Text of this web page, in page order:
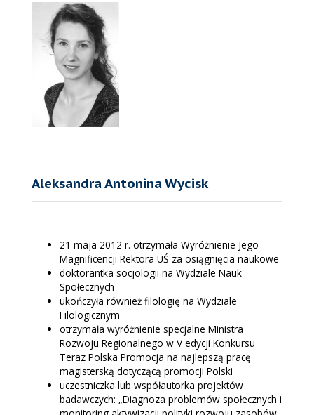
Aleksandra Antonina Wycisk
21 maja 2012 r. otrzymała Wyróżnienie Jego
Magnificencji Rektora UŚ za osiągnięcia naukowe
doktorantka socjologii na Wydziale Nauk
Społecznych
ukończyła również filologię na Wydziale
Filologicznym
otrzymała wyróżnienie specjalne Ministra
Rozwoju Regionalnego w V edycji Konkursu
Teraz Polska Promocja na najlepszą pracę
magisterską dotyczącą promocji Polski
uczestniczka lub współautorka projektów
badawczych: „Diagnoza problemów społecznych i